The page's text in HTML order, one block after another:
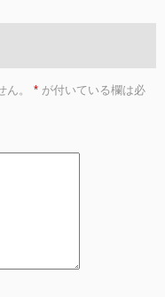
。 * が付いている欄は必